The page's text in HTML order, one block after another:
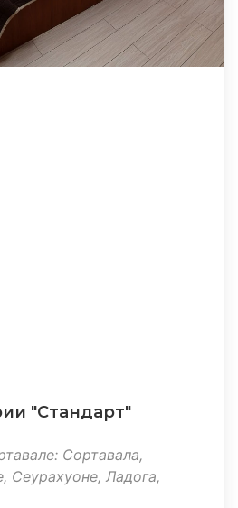
"Стандарт"
Сортавала,
Сеурахуоне, Ладога,